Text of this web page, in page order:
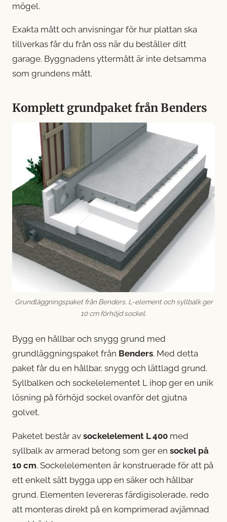
mögel.
Exakta mått och anvisningar för hur plattan ska
tillverkas får du från oss när du beställer ditt
garage. Byggnadens yttermått är inte detsamma
som grundens mått.
Komplett grundpaket från Benders
Grundläggningspaket från Benders. L-element och syllbalk ger
10 cm förhöjd sockel.
Bygg en hållbar och snygg grund med
grundläggningspaket från Benders. Med detta
paket får du en hållbar, snygg och lättlagd grund.
Syllbalken och sockelelementet L ihop ger en unik
lösning på förhöjd sockel ovanför det gjutna
golvet.
Paketet består av sockelelement L 400 med
syllbalk av armerad betong som ger en sockel på
10 cm. Sockelelementen är konstruerade för att på
ett enkelt sätt bygga upp en säker och hållbar
grund. Elementen levereras färdigisolerade, redo
att monteras direkt på en komprimerad avjämnad